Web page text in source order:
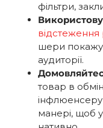
фільтри,
відстеження
шери
аудиторії.
товар в
інфлюенсеру
манері, щоб